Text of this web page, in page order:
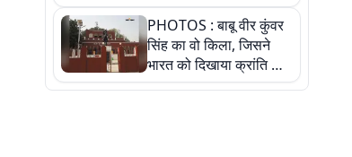
PHOTOS : बाबू वीर कुंवर
सिंह का वो किला, जिसने
भारत को दिखाया क्रांति का
रास्ता: तस्वीरों में देखिए